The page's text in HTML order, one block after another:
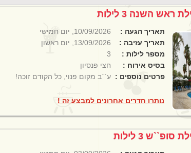
ראש השנה 3 לילות
תאריך הגעה :
10/09/2026, יום חמישי
תאריך עזיבה :
13/09/2026, יום ראשון
מספר לילות :
3
בסיס אירוח :
חצי פנסיון
פרטים נוספים : ע``ב מקום פנוי, כל הקודם זוכה!
נותרו חדרים אחרונים למבצע זה !
3 לילות